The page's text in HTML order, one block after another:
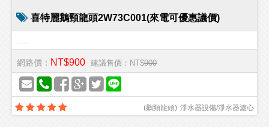
喜特麗鵝頸龍頭2W73C001(來電可優惠議價)
網路價： NT$900 建議售價：NT$900
淨水器設備/淨水器濾心
(鵝頸龍頭)